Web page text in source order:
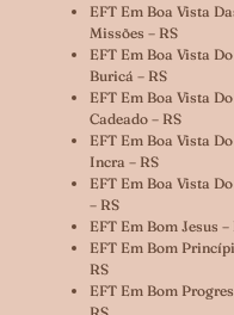
EFT Em Boa Vista
Missões – RS
EFT Em Boa Vista Do
Buricá – RS
EFT Em Boa Vista Do
Cadeado – RS
EFT Em Boa Vista Do
Incra – RS
EFT Em Boa Vista
– RS
EFT Em Bom Jesus –
EFT Em Bom
RS
EFT Em Bom